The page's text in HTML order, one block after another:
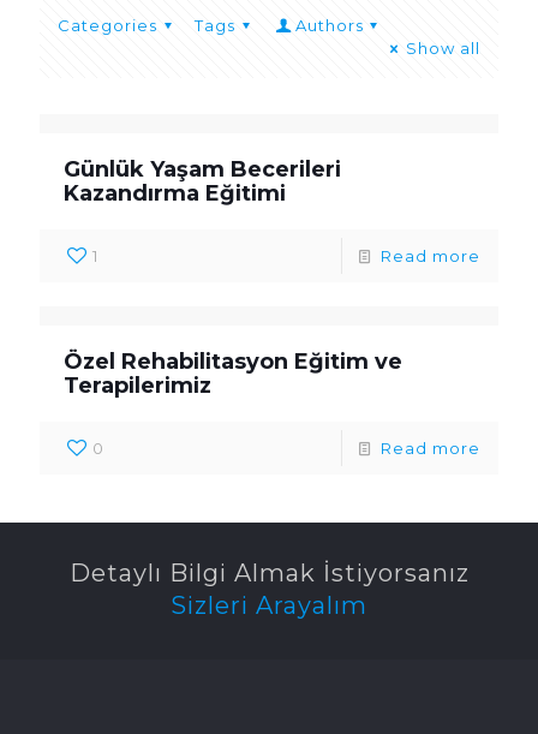
Categories Tags
Authors
Show all
Günlük Yaşam Becerileri
Kazandırma Eğitimi
1 Read more
Özel Rehabilitasyon Eğitim ve
Terapilerimiz
0 Read more
Detaylı Bilgi Almak İstiyorsanız
Sizleri Arayalım